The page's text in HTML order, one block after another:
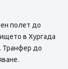
полет до
в Хургада
Транфер до